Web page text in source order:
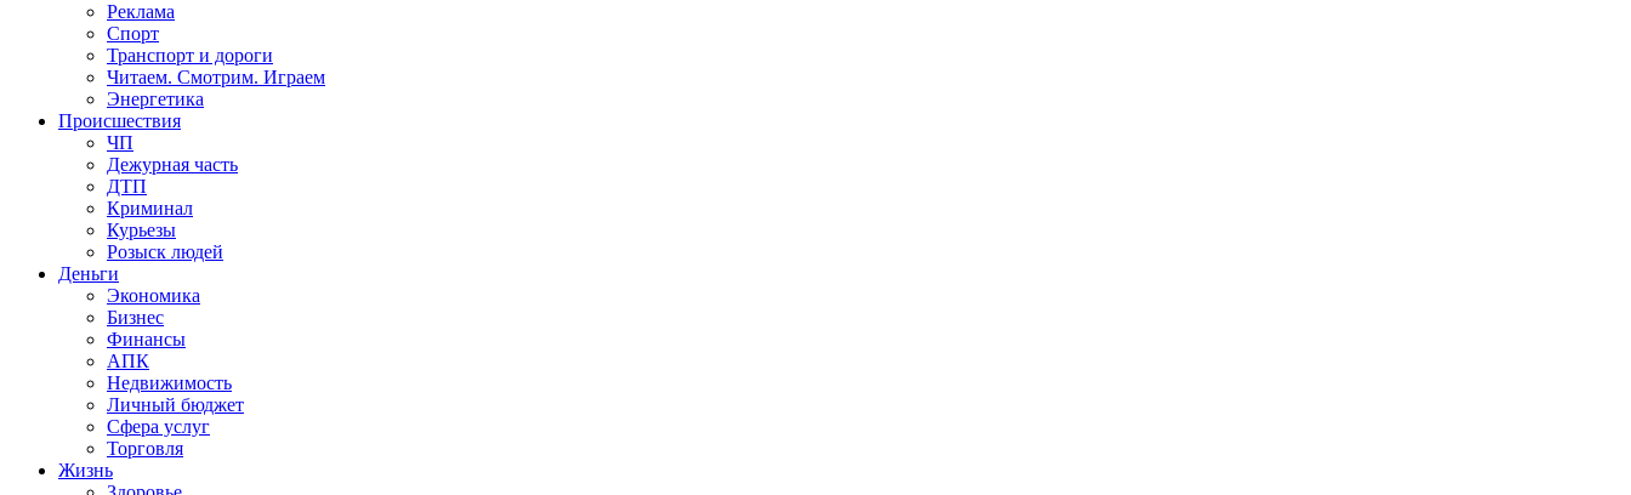
Реклама
Спорт
Транспорт и дороги
Читаем. Смотрим. Играем
Энергетика
Происшествия
ЧП
Дежурная часть
ДТП
Криминал
Курьезы
Розыск людей
Деньги
Экономика
Бизнес
Финансы
АПК
Недвижимость
Личный бюджет
Сфера услуг
Торговля
Жизнь